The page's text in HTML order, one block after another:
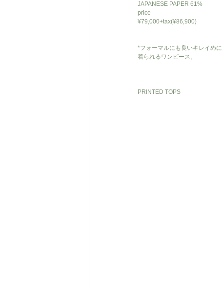
JAPANESE PAPER 61%
price
¥79,000+tax(¥86,900)
*フォーマルにも良いキレイめに
着られるワンピース。
PRINTED TOPS